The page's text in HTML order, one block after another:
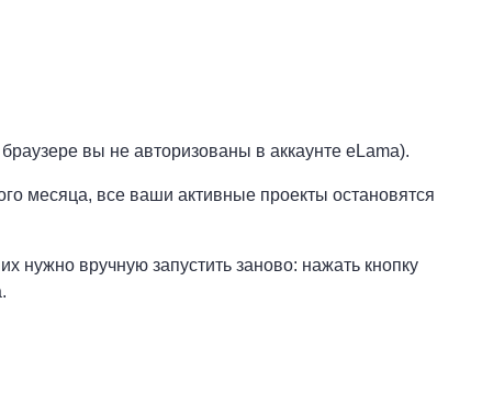
вы не авторизованы в аккаунте eLama).
месяца, все ваши активные проекты остановятся
нужно вручную запустить заново: нажать кнопку